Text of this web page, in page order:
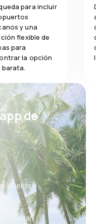
para incluir
y una
flexible de
para
la opción
barata.
de
vuelos,
al